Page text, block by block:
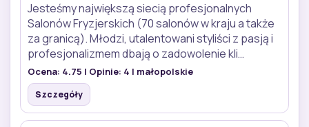
Jesteśmy największą siecią profesjonalnych
Salonów Fryzjerskich (70 salonów w kraju a także
za granicą). Młodzi, utalentowani styliści z pasją i
profesjonalizmem dbają o zadowolenie kli…
Ocena: 4.75 | Opinie: 4 | małopolskie
Szczegóły